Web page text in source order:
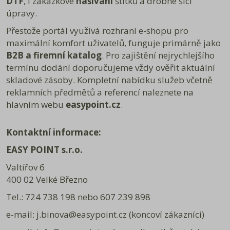
Poučení o právu na odstoupení od smlouvy
úpravy.
Přestože portál využívá rozhraní e-shopu pro
maximální komfort uživatelů, funguje primárně jako
B2B a firemní katalog. Pro zajištění nejrychlejšího
termínu dodání doporučujeme vždy ověřit aktuální
skladové zásoby. Kompletní nabídku služeb včetně
reklamních předmětů a referencí naleznete na
hlavním webu easypoint.cz.
Kontaktní informace:
EASY POINT s.r.o.
Valtířov 6
400 02 Velké Březno
Tel.: 724 738 198 nebo 607 239 898
e-mail: j.binova@easypoint.cz (koncoví zákazníci)